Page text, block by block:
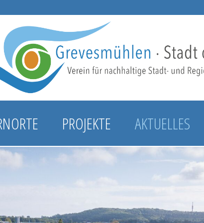
PROJEKTE AKTUELLES